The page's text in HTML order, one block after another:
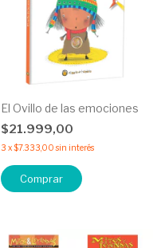
El Ovillo de las emociones
$21.999,00
3 x$7.333,00 sin interés